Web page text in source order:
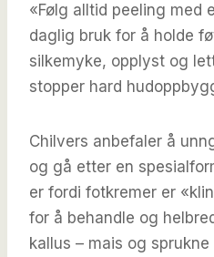
«Følg alltid peeling med
daglig bruk for å holde
silkemyke, opplyst og
stopper hard
Chilvers anbefaler å
og gå etter en
er fordi fotkremer er
for å behandle og
kallus – mais og